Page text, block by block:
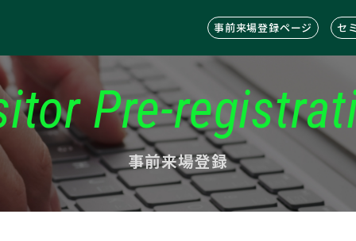
事前来場登録ページ セ
Pre-
事前来場登録